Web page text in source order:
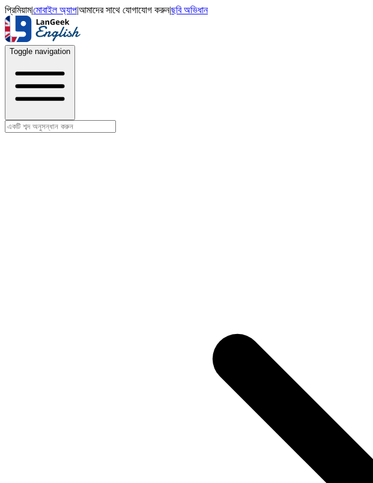
প্রিমিয়াম|মোবাইল অ্যাপ|আমাদের সাথে যোগাযোগ করুন|ছবি অভিধান
Toggle navigation